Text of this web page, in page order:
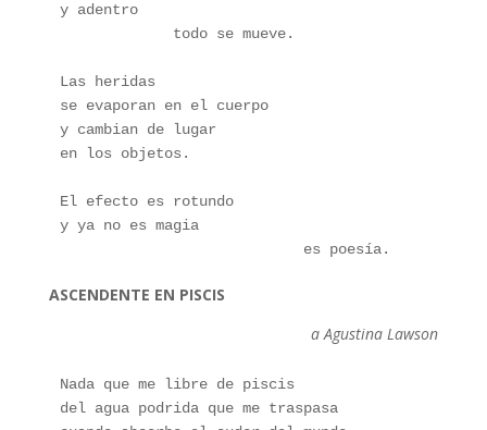
y adentro
             todo se mueve.
Las heridas
se evaporan en el cuerpo
y cambian de lugar
en los objetos.
El efecto es rotundo
y ya no es magia
                            es poesía.
ASCENDENTE EN PISCIS
a Agustina Lawson
Nada que me libre de piscis
del agua podrida que me traspasa